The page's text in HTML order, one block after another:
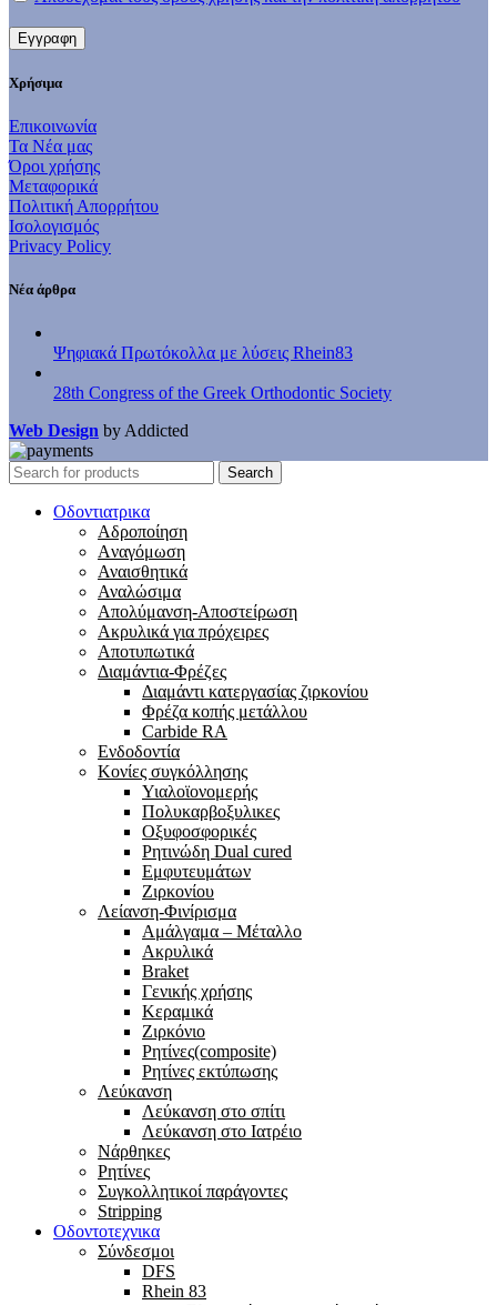
Χρήσιμα
Επικοινωνία
Τα Νέα μας
Όροι χρήσης
Μεταφορικά
Πολιτική Απορρήτου
Ισολογισμός
Privacy Policy
Νέα άρθρα
Ψηφιακά Πρωτόκολλα με λύσεις Rhein83
28th Congress of the Greek Orthodontic Society
Web Design by Addicted
Search
Οδοντιατρικα
Αδροποίηση
Aναγόμωση
Αναισθητικά
Αναλώσιμα
Απολύμανση-Αποστείρωση
Ακρυλικά για πρόχειρες
Αποτυπωτικά
Διαμάντια-Φρέζες
Διαμάντι κατεργασίας ζιρκονίου
Φρέζα κοπής μετάλλου
Carbide RA
Ενδοδοντία
Κονίες συγκόλλησης
Υιαλοϊονομερής
Πολυκαρβοξυλικες
Οξυφοσφορικές
Ρητινώδη Dual cured
Εμφυτευμάτων
Ζιρκονίου
Λείανση-Φινίρισμα
Αμάλγαμα – Μέταλλο
Ακρυλικά
Braket
Γενικής χρήσης
Κεραμικά
Ζιρκόνιο
Ρητίνες(composite)
Ρητίνες εκτύπωσης
Λεύκανση
Λεύκανση στο σπίτι
Λεύκανση στο Ιατρέιο
Νάρθηκες
Ρητίνες
Συγκολλητικοί παράγοντες
Stripping
Οδοντοτεχνικα
Σύνδεσμοι
DFS
Rhein 83